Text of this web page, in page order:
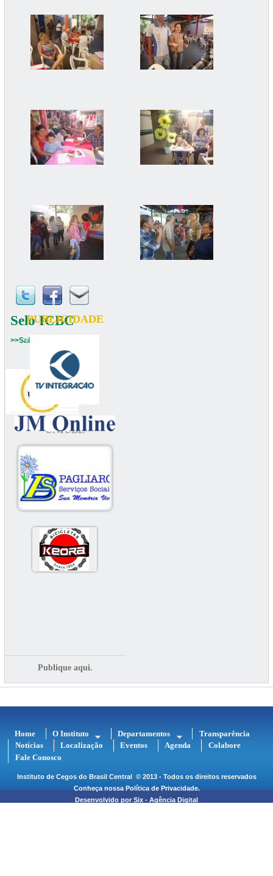
Selo ICBC
>>Saiba mais
UNIUBE
PUBLICIDADE
Publique aqui.
Home O Instituto Departamentos
Transparência
Notícias
Localização Eventos Agenda
Colabore
Fale Conosco
Instituto de Cegos do Brasil Central
© 2013 - Todos os direitos reservados
Conheça nossaPolítica de Privacidade.
Desenvolvido por Six - Agência Digital